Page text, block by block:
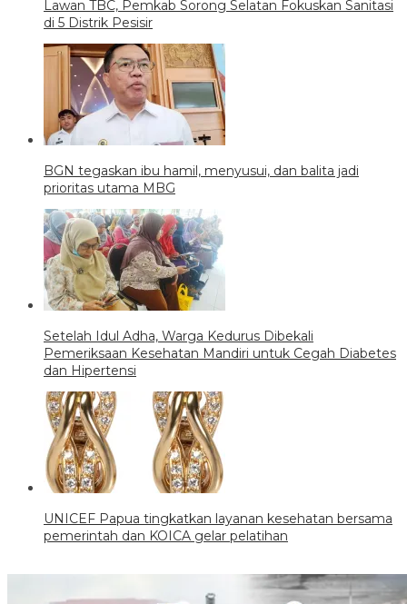
Lawan TBC, Pemkab Sorong Selatan Fokuskan Sanitasi
di 5 Distrik Pesisir
BGN tegaskan ibu hamil, menyusui, dan balita jadi
prioritas utama MBG
Setelah Idul Adha, Warga Kedurus Dibekali
Pemeriksaan Kesehatan Mandiri untuk Cegah Diabetes
dan Hipertensi
UNICEF Papua tingkatkan layanan kesehatan bersama
pemerintah dan KOICA gelar pelatihan